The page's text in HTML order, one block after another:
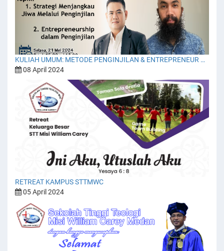
KULIAH UMUM: METODE PENGINJILAN & ENTREPRENEUR DALAM PENGINJILAN
08 April 2024
RETREAT KAMPUS STTMWC
05 April 2024